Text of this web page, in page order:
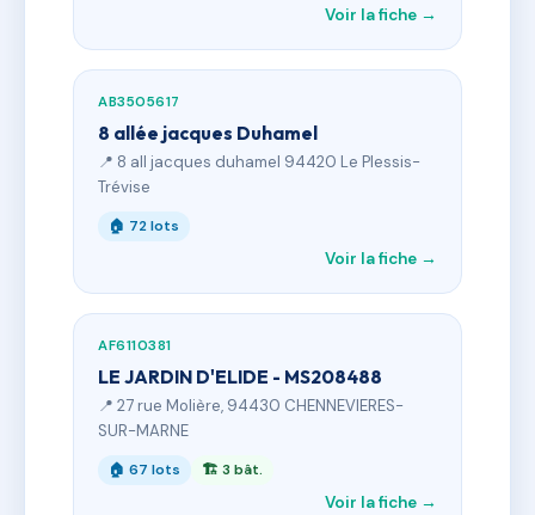
Voir la fiche →
AB3505617
8 allée jacques Duhamel
📍 8 all jacques duhamel 94420 Le Plessis-
Trévise
🏠 72 lots
Voir la fiche →
AF6110381
LE JARDIN D'ELIDE - MS208488
📍 27 rue Molière, 94430 CHENNEVIERES-
SUR-MARNE
🏠 67 lots 🏗 3 bât.
Voir la fiche →